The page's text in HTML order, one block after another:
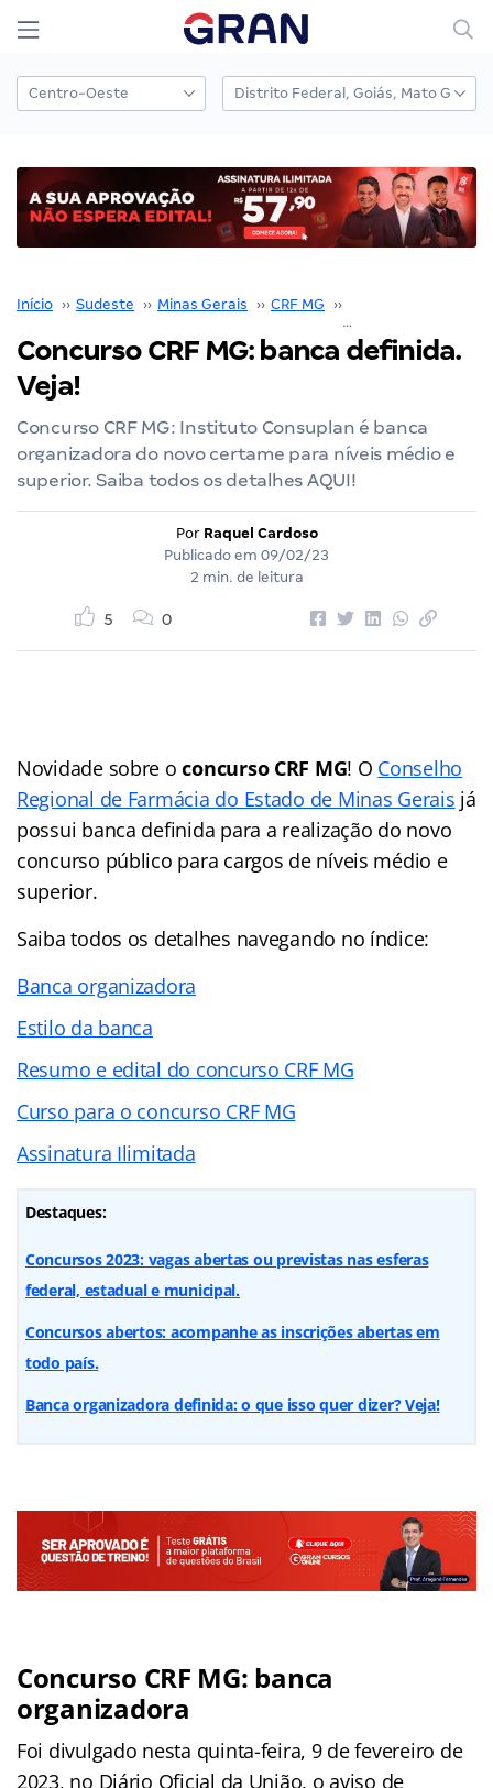
Início ›› Sudeste ›› Minas Gerais ›› CRF MG ››
Concurso CRF MG: banca definida.
Veja!
Concurso CRF MG: Instituto Consuplan é banca
organizadora do novo certame para níveis médio e
superior. Saiba todos os detalhes AQUI!
Por Raquel Cardoso
Publicado em 09/02/23
2 min. de leitura
5 0
Novidade sobre oconcurso CRF MG! O Conselho
Regional de Farmácia do Estado de Minas Gerais já
possui banca definida para a realização do novo
concurso público para cargos de níveis médio e
superior.
Saiba todos os detalhes navegando no índice:
Banca organizadora
Estilo da banca
Resumo e edital do concurso CRF MG
Curso para o concurso CRF MG
Assinatura Ilimitada
Destaques:
Concursos 2023: vagas abertas ou previstas nas esferas
federal, estadual e municipal.
Concursos abertos: acompanhe as inscrições abertas em
todo país.
Banca organizadora definida: o que isso quer dizer? Veja!
Concurso CRF MG: banca
organizadora
Foi divulgado nesta quinta-feira, 9 de fevereiro de
2023, no Diário Oficial da União, o aviso de